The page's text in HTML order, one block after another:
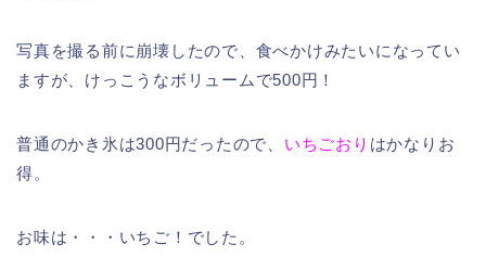
写真を撮る前に崩壊したので、食べかけみたいになってい
ますが、けっこうなボリュームで500円！
普通のかき氷は300円だったので、 いちごおり はかなりお
得。
お味は・・・いちご！でした。